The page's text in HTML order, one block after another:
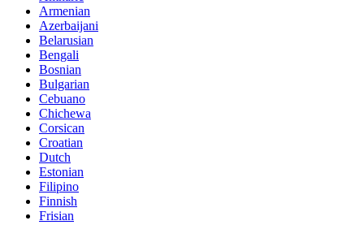
Armenian
Azerbaijani
Belarusian
Bengali
Bosnian
Bulgarian
Cebuano
Chichewa
Corsican
Croatian
Dutch
Estonian
Filipino
Finnish
Frisian